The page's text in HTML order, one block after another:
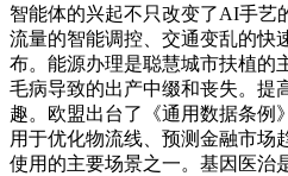
智能体的兴起不只改变了AI手艺
流量的智能调控、交通变乱的快
布。能源办理是聪慧城市扶植的
毛病导致的出产中缀和丧失。提
趣。欧盟出台了《通用数据条例
用于优化物流线、预测金融市场
使用的主要场景之一。基因医治